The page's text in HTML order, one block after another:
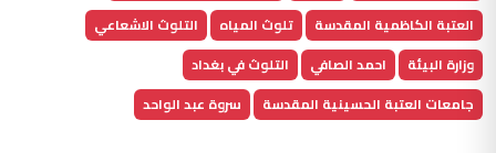
العتبة الكاظمية المقدسة
تلوث المياه
التلوث الاشعاعي
وزارة البيئة
احمد الصافي
التلوث في بغداد
جامعات العتبة الحسينية المقدسة
سروة عبد الواحد